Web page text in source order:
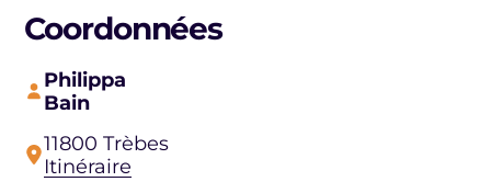
Coordonnées
Philippa
Bain
11800 Trèbes
Itinéraire